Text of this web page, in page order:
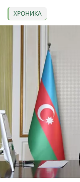
ХРОНИКА